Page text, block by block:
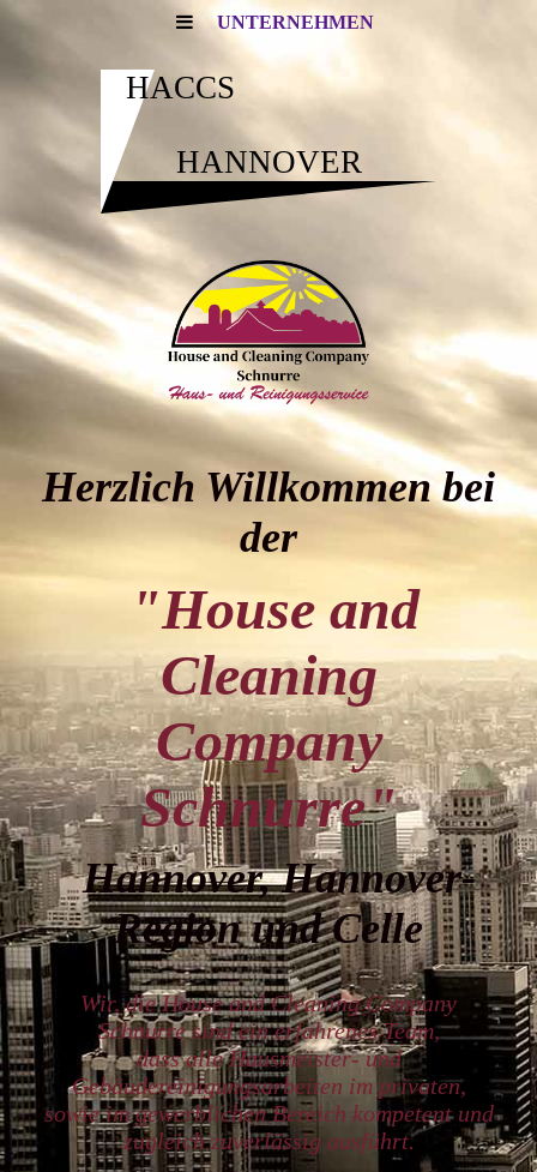
UNTERNEHMEN
HACCS
HANNOVER
Herzlich Willkommen bei
der
"House and
Cleaning
Company
Schnurre"
Hannover, Hannover-
Region und Celle
Wir, die House and Cleaning Company
Schnurre sind ein erfahrenes Team,
dass alle Hausmeister- und
Gebäudereinigungsarbeiten im privaten,
sowie im gewerblichen Bereich kompetent und
zugleich zuverlässig ausführt.